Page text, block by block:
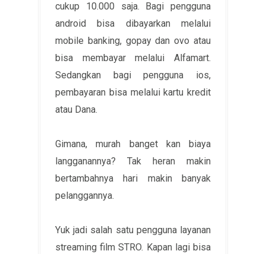
cukup 10.000 saja. Bagi pengguna
android bisa dibayarkan melalui
mobile banking, gopay dan ovo atau
bisa membayar melalui Alfamart.
Sedangkan bagi pengguna ios,
pembayaran bisa melalui kartu kredit
atau Dana.
Gimana, murah banget kan biaya
langganannya? Tak heran makin
bertambahnya hari makin banyak
pelanggannya.
Yuk jadi salah satu pengguna layanan
streaming film STRO. Kapan lagi bisa